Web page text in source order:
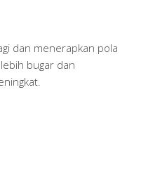
dan menerapkan pola
bugar dan